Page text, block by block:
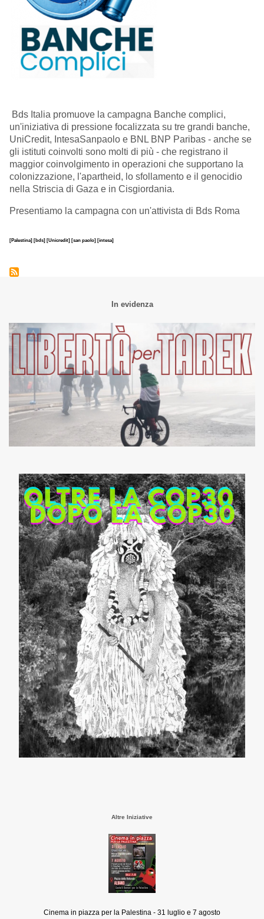
Bds Italia promuove la campagna Banche complici,
un'iniziativa di pressione focalizzata su tre grandi banche,
UniCredit, IntesaSanpaolo e BNL BNP Paribas - anche se
gli istituti coinvolti sono molti di più - che registrano il
maggior coinvolgimento in operazioni che supportano la
colonizzazione, l'apartheid, lo sfollamento e il genocidio
nella Striscia di Gaza e in Cisgiordania.
Presentiamo la campagna con un'attivista di Bds Roma
[Palestina] [bds] [Unicredit] [san paolo] [intesa]
In evidenza
Altre Iniziative
Cinema in piazza per la Palestina - 31 luglio e 7 agosto